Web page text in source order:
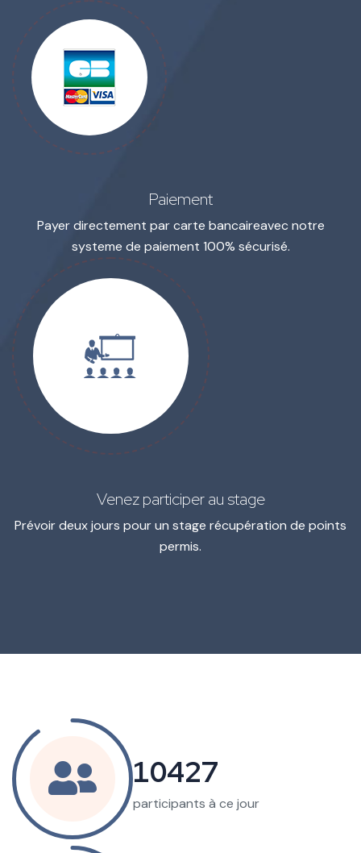
Paiement
Payer directement par carte bancaireavec notre
systeme de paiement 100% sécurisé.
Venez participer au stage
Prévoir deux jours pour un stage récupération de points
permis.
25986
participants à ce jour